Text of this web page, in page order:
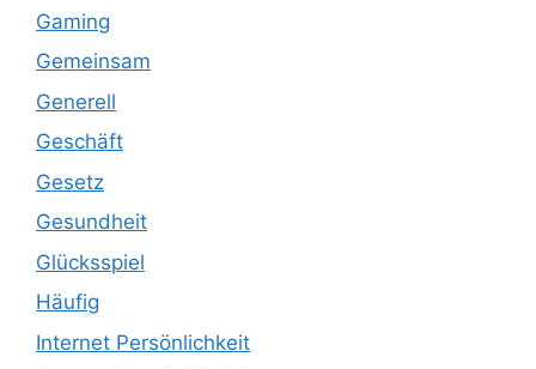
Gaming
Gemeinsam
Generell
Geschäft
Gesetz
Gesundheit
Glücksspiel
Häufig
Internet Persönlichkeit